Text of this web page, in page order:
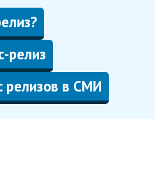
релиз
релизов в СМИ